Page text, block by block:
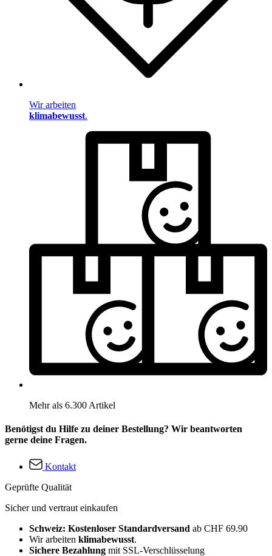
Wir arbeiten
klimabewusst.
Mehr als 6.300 Artikel
Benötigst du Hilfe zu deiner Bestellung? Wir beantworten
gerne deine Fragen.
Kontakt
Geprüfte Qualität
Sicher und vertraut einkaufen
Schweiz: Kostenloser Standardversand ab CHF 69.90
Wir arbeiten klimabewusst.
Sichere Bezahlung mit SSL-Verschlüsselung